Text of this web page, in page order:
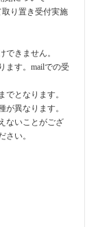
り置き受付実施
きません。
ます。mailでの受
となります。
異なります。
ないことがござ
さい。